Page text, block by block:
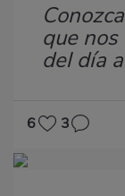
Subtítulo
que
del día
6
3
Imagen